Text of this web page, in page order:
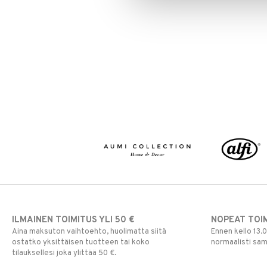
ILMAINEN TOIMITUS YLI 50 €
Aina maksuton vaihtoehto, huolimatta siitä
ostatko yksittäisen tuotteen tai koko
tilauksellesi joka ylittää 50 €.
NOPEAT
Ennen kello
normaalisti